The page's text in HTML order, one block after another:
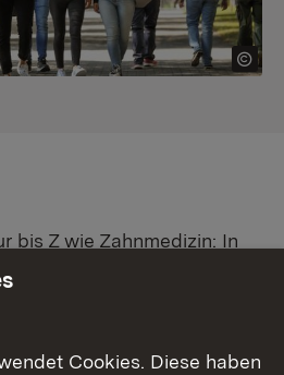
bis Z wie Zahnmedizin: In
unzählige
den passenden
Cookies. Diese haben